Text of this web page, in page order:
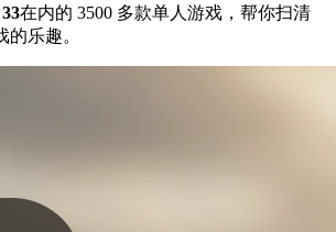
在内的 3500 多款单人游戏，帮你扫清
乐趣。